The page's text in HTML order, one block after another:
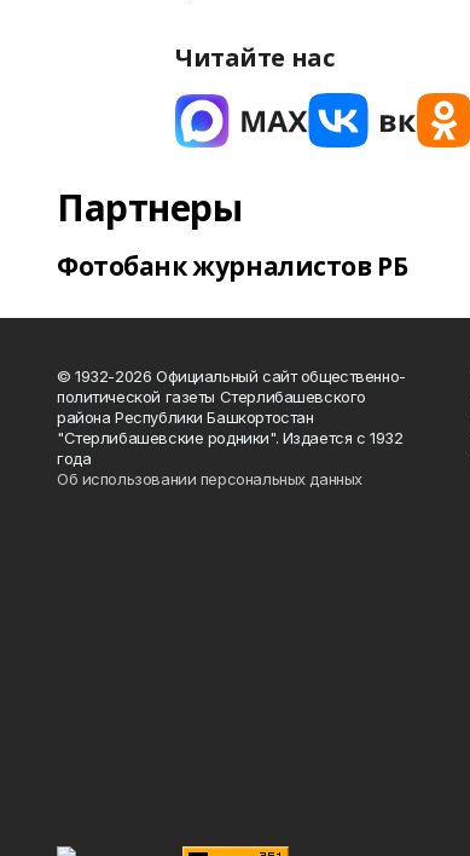
Читайте нас
Партнеры
Фотобанк журналистов РБ
© 1932-2026 Официальный сайт общественно-
политической газеты Стерлибашевского
района Республики Башкортостан
"Стерлибашевские родники". Издается с 1932
года
Об использовании персональных данных